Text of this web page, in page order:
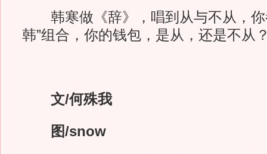
韩寒做《辞》，唱到从与不从，你
韩”组合，你的钱包，是从，还是不从
文/何殊我
图/snow